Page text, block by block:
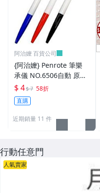
阿治嬤 百貨公司
{阿治嬤} Penrote 筆樂
承儀 NO.6506自動 原子
筆 贈品筆 廣告筆 0.5m
m
$ 4$ 7 58折
直購
近期銷量 11 件
行動任意門
人氣賣家